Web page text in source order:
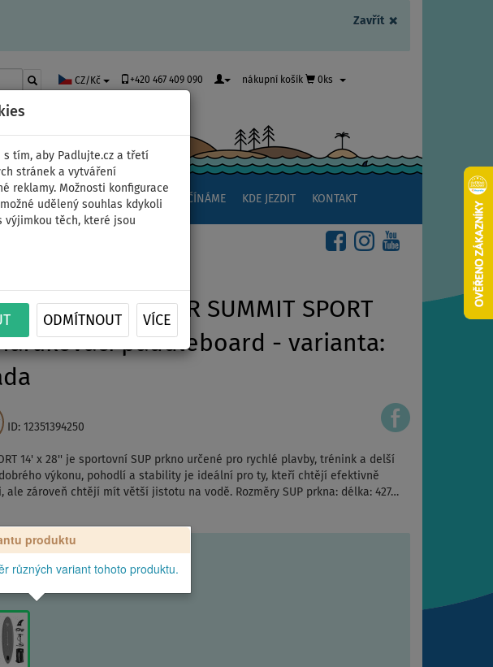
Zavřít ×
tím, aby Padlujte.cz a třetí
stránek a vytváření
reklamy. Možnosti konfigurace
udělený souhlas kdykoli
těch, které jsou
ODMÍTNOUT VÍCE
CZ/Kč +420 467 409 090 nákupní košík 0ks
OBLEČENÍ PŘÍSLUŠENSTVÍ ZAČÍNÁME KDE JEZDIT KONTAKT
SUP GLADIATOR SUMMIT SPORT
paddleboard - varianta:
ID: 12351394250
14' x 28'' je sportovní SUP prkno určené pro rychlé plavby, trénink a delší
výkonu, pohodlí a stability je ideální pro ty, kteří chtějí efektivně
ale zároveň chtějí mít větší jistotu na vodě. Rozměry SUP prkna: délka: 427…
produktu
různých variant tohoto produktu.